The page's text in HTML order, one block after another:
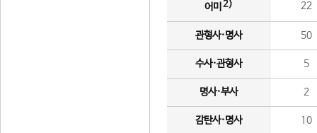
어미 2) 22
관형사·명사 50
수사·관형사 5
명사·부사 2
감탄사·명사 10